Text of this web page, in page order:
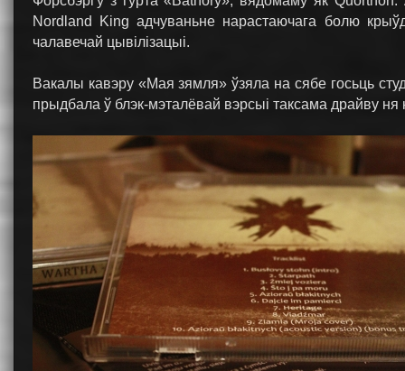
Nordland King адчуваньне нарастаючага болю
чалавечай цывілізацыі.
Вакалы кавэру «Мая зямля» ўзяла на сябе госьць
прыдбала ў блэк-мэталёвай вэрсыі таксама драйву